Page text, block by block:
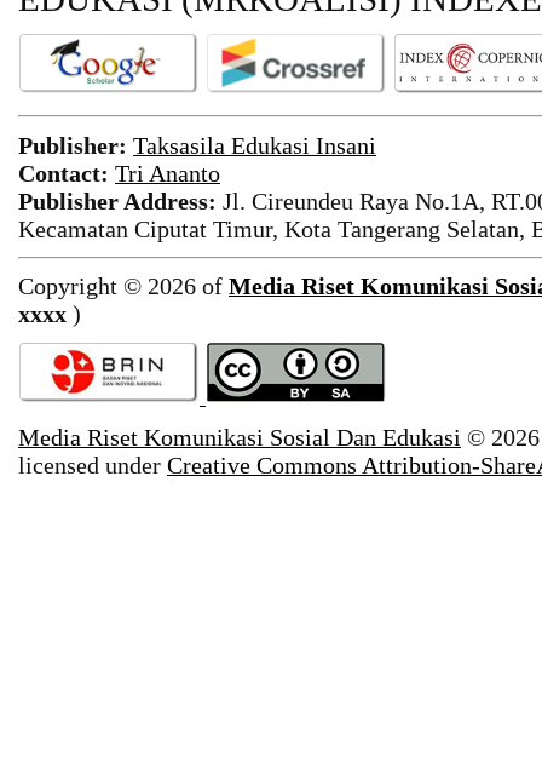
Publisher: Taksasila Edukasi Insani
Contact: Tri Ananto
Publisher Address: Jl. Cireundeu Raya No.1A,
Kecamatan Ciputat Timur, Kota Tangerang Selatan,
Copyright © 2026 of Media Riset Komunikasi
xxxx )
Media Riset Komunikasi Sosial Dan Edukasi ©
licensed under Creative Commons Attribution-